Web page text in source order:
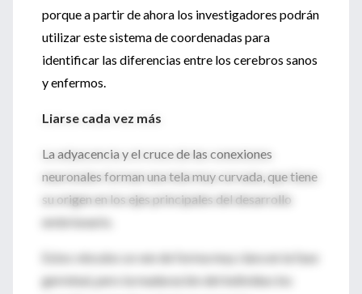
porque a partir de ahora los investigadores podrán
utilizar este sistema de coordenadas para
identificar las diferencias entre los cerebros sanos
y enfermos.
Liarse cada vez más
La adyacencia y el cruce de las conexiones
neuronales forman una tela muy curvada, que tiene
su origen en los ejes principales del desarrollo
embrionario.
Estos vínculos se ven de forma muy clara en la fase
germinal, pero la maduración del individuo los